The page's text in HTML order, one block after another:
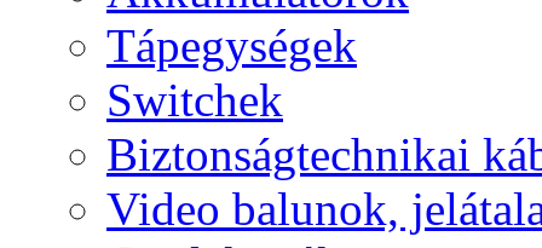
Tápegységek
Switchek
Biztonságtechnikai
Video balunok,